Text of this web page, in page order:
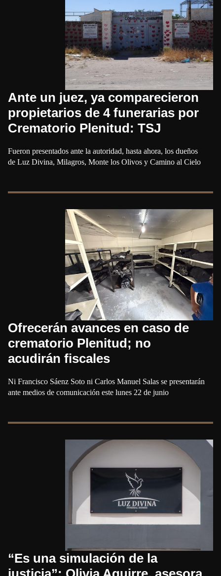
Ante un juez, ya comparecieron
propietarios de 4 funerarias por
Crematorio Plenitud: TSJ
Fueron presentados ante la autoridad, hasta ahora, los dueños
de Luz Divina, Milagros, Monte los Olivos y Camino al Cielo
Ofrecerán avances en caso de
crematorio Plenitud; no
acudirán fiscales
Ni Francisco Sáenz Soto ni Carlos Manuel Salas se presentarán
ante medios de comunicación este lunes 22 de junio
“Es una simulación de la